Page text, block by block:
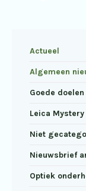
Actueel
Algemeen
Goede doelen
Leica
Niet
Nieuwsbrief
Optiek